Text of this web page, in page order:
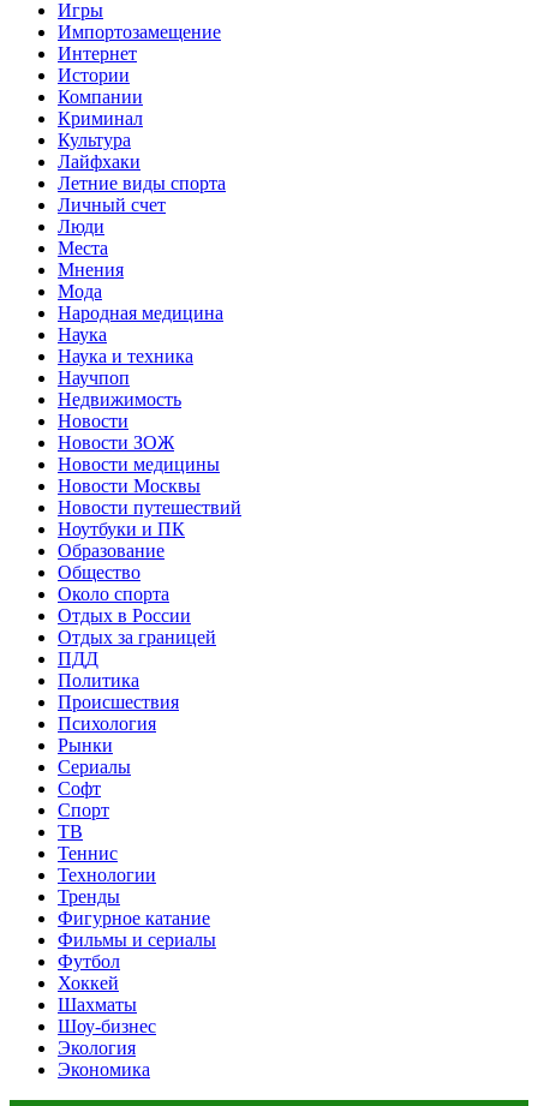
Игры
Импортозамещение
Интернет
Истории
Компании
Криминал
Культура
Лайфхаки
Летние виды спорта
Личный счет
Люди
Места
Мнения
Мода
Народная медицина
Наука
Наука и техника
Научпоп
Недвижимость
Новости
Новости ЗОЖ
Новости медицины
Новости Москвы
Новости путешествий
Ноутбуки и ПК
Образование
Общество
Около спорта
Отдых в России
Отдых за границей
ПДД
Политика
Происшествия
Психология
Рынки
Сериалы
Софт
Спорт
ТВ
Теннис
Технологии
Тренды
Фигурное катание
Фильмы и сериалы
Футбол
Хоккей
Шахматы
Шоу-бизнес
Экология
Экономика